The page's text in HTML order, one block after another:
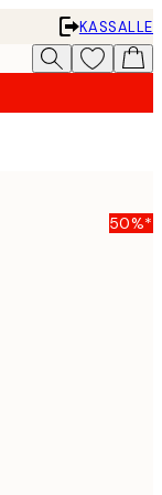
KASSALLE
50%*